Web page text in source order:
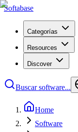
Softabase
Categorías
Resources
Discover
Buscar software...
Home
Software